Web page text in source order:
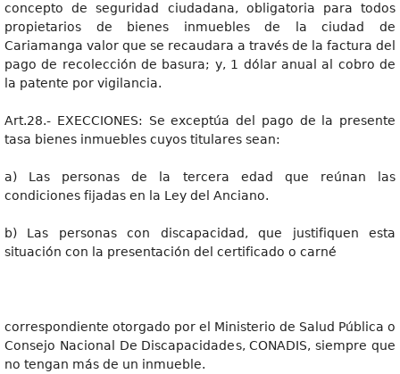
concepto de seguridad ciudadana, obligatoria para todos
propietarios de bienes inmuebles de la ciudad de
Cariamanga valor que se recaudara a través de la factura del
pago de recolección de basura; y, 1 dólar anual al cobro de
la patente por vigilancia.
Art.28.- EXECCIONES: Se exceptúa del pago de la presente
tasa bienes inmuebles cuyos titulares sean:
a) Las personas de la tercera edad que reúnan las
condiciones fijadas en la Ley del Anciano.
b) Las personas con discapacidad, que justifiquen esta
situación con la presentación del certificado o carné
correspondiente otorgado por el Ministerio de Salud Pública o
Consejo Nacional De Discapacidades, CONADIS, siempre que
no tengan más de un inmueble.